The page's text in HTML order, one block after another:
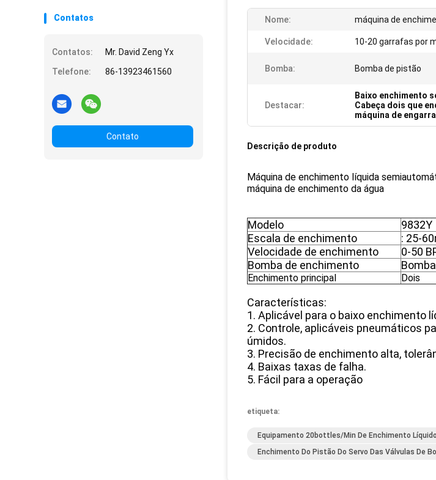
Contatos
Contatos:
Mr. David Zeng Yx
Telefone:
86-13923461560
Contato
Nome: máquina de
Velocidade: 10-20 garrafas por
Bomba: Bomba de pistão
Destacar:
Baixo enchimento
Cabeça dois que
máquina de
Descrição de produto
Máquina de enchimento líquida
máquina de enchimento da água
Modelo
9832Y
Escala de enchimento
: 25-
Velocidade de enchimento
0-50
Bomba de enchimento
Enchimento principal Dois
Características:
1. Aplicável para o baixo enchimento
2. Controle, aplicáveis pneumáticos
úmidos.
3. Precisão de enchimento alta,
4. Baixas taxas de falha.
5. Fácil para a operação
etiqueta:
Equipamento 20bottles/Min De Enchimento Líquido
Enchimento Do Pistão Do Servo Das Válvulas De